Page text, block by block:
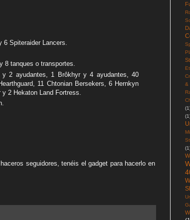
Spiteraider Lancers.
8 tanques o transportes.
2 ayudantes, 1 Brôkhyr y 4 ayudantes, 40
11 Chtonian Bersekers, 6 Hernkyn
2 Hekaton Land Fortress.
seguidores, tenéis el gadget para hacerlo en
&